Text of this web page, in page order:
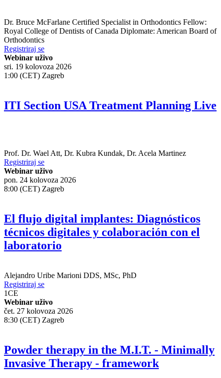
Dr. Bruce McFarlane Certified Specialist in Orthodontics Fellow:
Royal College of Dentists of Canada Diplomate: American Board of
Orthodontics
Registriraj se
Webinar uživo
sri. 19 kolovoza 2026
1:00 (CET) Zagreb
ITI Section USA Treatment Planning Live
Prof. Dr. Wael Att, Dr. Kubra Kundak, Dr. Acela Martinez
Registriraj se
Webinar uživo
pon. 24 kolovoza 2026
8:00 (CET) Zagreb
El flujo digital implantes: Diagnósticos
técnicos digitales y colaboración con el
laboratorio
Alejandro Uribe Marioni DDS, MSc, PhD
Registriraj se
1CE
Webinar uživo
čet. 27 kolovoza 2026
8:30 (CET) Zagreb
Powder therapy in the M.I.T. - Minimally
Invasive Therapy - framework